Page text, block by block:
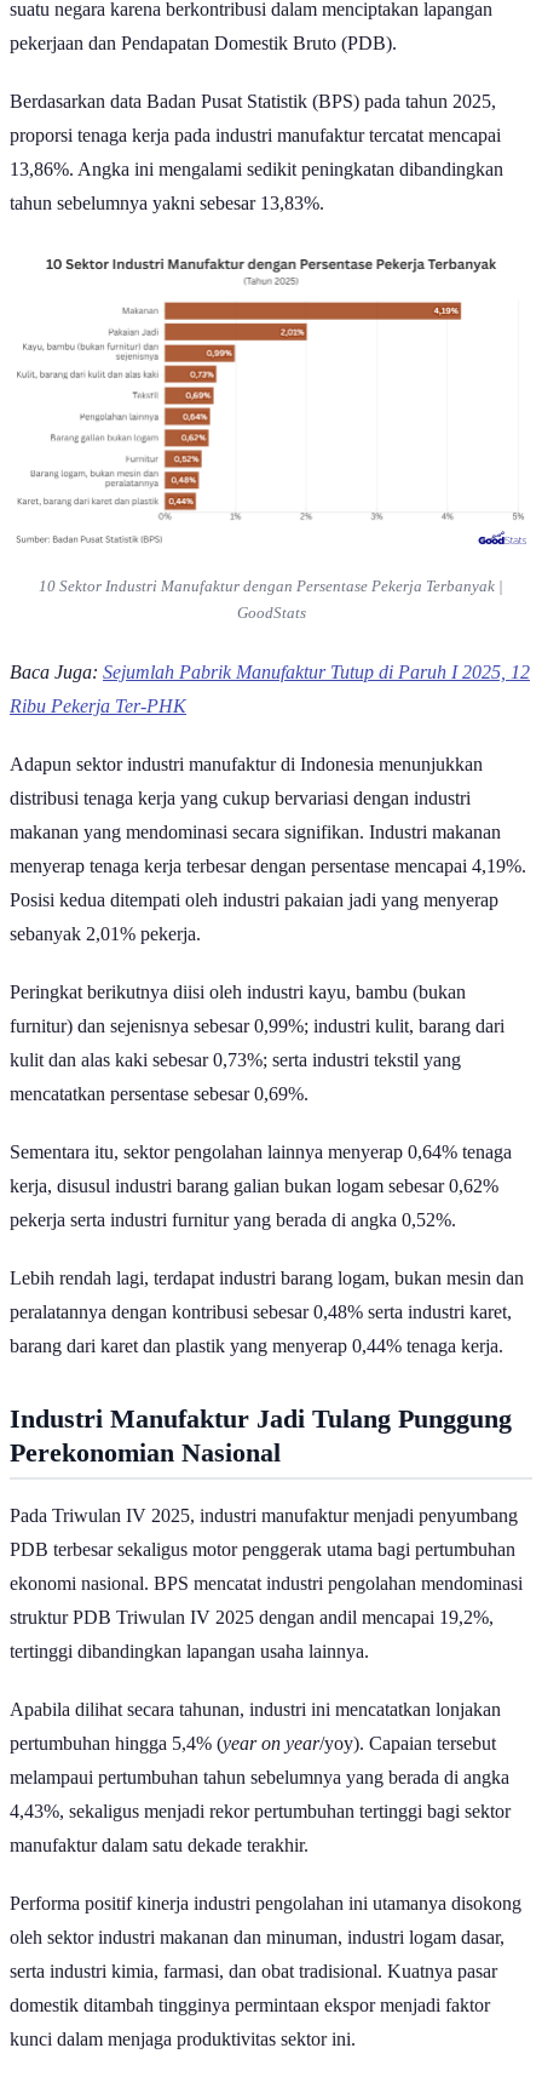
suatu negara karena berkontribusi dalam menciptakan lapangan
pekerjaan dan Pendapatan Domestik Bruto (PDB).
Berdasarkan data Badan Pusat Statistik (BPS) pada tahun 2025,
proporsi tenaga kerja pada industri manufaktur tercatat mencapai
13,86%. Angka ini mengalami sedikit peningkatan dibandingkan
tahun sebelumnya yakni sebesar 13,83%.
10 Sektor Industri Manufaktur dengan Persentase Pekerja Terbanyak |
GoodStats
Baca Juga: Sejumlah Pabrik Manufaktur Tutup di Paruh I 2025, 12
Ribu Pekerja Ter-PHK
Adapun sektor industri manufaktur di Indonesia menunjukkan
distribusi tenaga kerja yang cukup bervariasi dengan industri
makanan yang mendominasi secara signifikan. Industri makanan
menyerap tenaga kerja terbesar dengan persentase mencapai 4,19%.
Posisi kedua ditempati oleh industri pakaian jadi yang menyerap
sebanyak 2,01% pekerja.
Peringkat berikutnya diisi oleh industri kayu, bambu (bukan
furnitur) dan sejenisnya sebesar 0,99%; industri kulit, barang dari
kulit dan alas kaki sebesar 0,73%; serta industri tekstil yang
mencatatkan persentase sebesar 0,69%.
Sementara itu, sektor pengolahan lainnya menyerap 0,64% tenaga
kerja, disusul industri barang galian bukan logam sebesar 0,62%
pekerja serta industri furnitur yang berada di angka 0,52%.
Lebih rendah lagi, terdapat industri barang logam, bukan mesin dan
peralatannya dengan kontribusi sebesar 0,48% serta industri karet,
barang dari karet dan plastik yang menyerap 0,44% tenaga kerja.
Industri Manufaktur Jadi Tulang Punggung
Perekonomian Nasional
Pada Triwulan IV 2025, industri manufaktur menjadi penyumbang
PDB terbesar sekaligus motor penggerak utama bagi pertumbuhan
ekonomi nasional. BPS mencatat industri pengolahan mendominasi
struktur PDB Triwulan IV 2025 dengan andil mencapai 19,2%,
tertinggi dibandingkan lapangan usaha lainnya.
Apabila dilihat secara tahunan, industri ini mencatatkan lonjakan
pertumbuhan hingga 5,4% (year on year/yoy). Capaian tersebut
melampaui pertumbuhan tahun sebelumnya yang berada di angka
4,43%, sekaligus menjadi rekor pertumbuhan tertinggi bagi sektor
manufaktur dalam satu dekade terakhir.
Performa positif kinerja industri pengolahan ini utamanya disokong
oleh sektor industri makanan dan minuman, industri logam dasar,
serta industri kimia, farmasi, dan obat tradisional. Kuatnya pasar
domestik ditambah tingginya permintaan ekspor menjadi faktor
kunci dalam menjaga produktivitas sektor ini.